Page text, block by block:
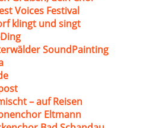
Voices Festival
klingt und singt
SoundPainting
– auf Reisen
Eltmann